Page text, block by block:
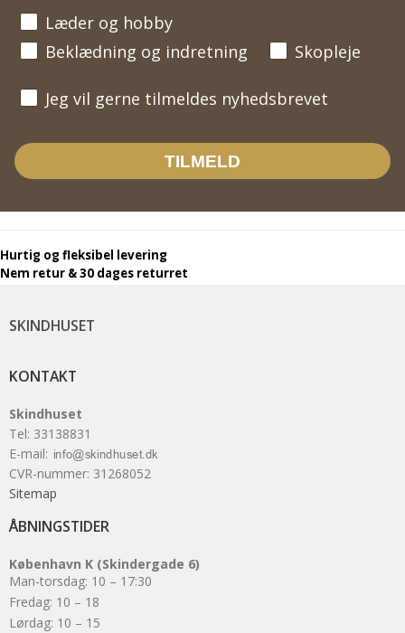
SKINDHUSET
KONTAKT
Skindhuset
Tel: 33138831
E-mail:
CVR-nummer: 31268052
Sitemap
ÅBNINGSTIDER
København K (Skindergade 6)
Man-torsdag: 10 – 17:30
Fredag: 10 – 18
Lørdag: 10 – 15
Læder og hobby
Beklædning og indretning
Skopleje
Jeg vil gerne tilmeldes nyhedsbrevet
Jeg vil gerne tilmeldes nyhedsbrevet
TILMELD
Hurtig og fleksibel levering
Nem retur & 30 dages returret